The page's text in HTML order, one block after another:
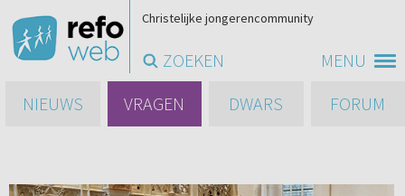
MENU
Christelijke jongerencommunity
ZOEKEN
NIEUWS
VRAGEN DWARS FORUM